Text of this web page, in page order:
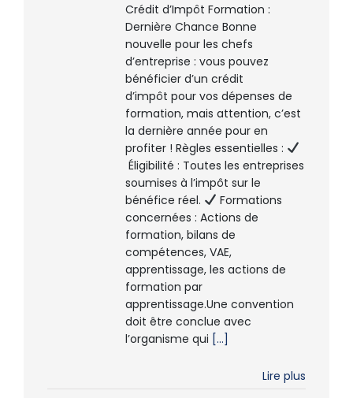
Crédit d’Impôt Formation :
Dernière Chance Bonne
nouvelle pour les chefs
d’entreprise : vous pouvez
bénéficier d’un crédit
d’impôt pour vos dépenses de
formation, mais attention, c’est
la dernière année pour en
profiter ! Règles essentielles :
Éligibilité : Toutes les entreprises
soumises à l’impôt sur le
bénéfice réel.
Formations
concernées : Actions de
formation, bilans de
compétences, VAE,
apprentissage, les actions de
formation par
apprentissage.Une convention
doit être conclue avec
l’organisme qui [...]
Lire plus